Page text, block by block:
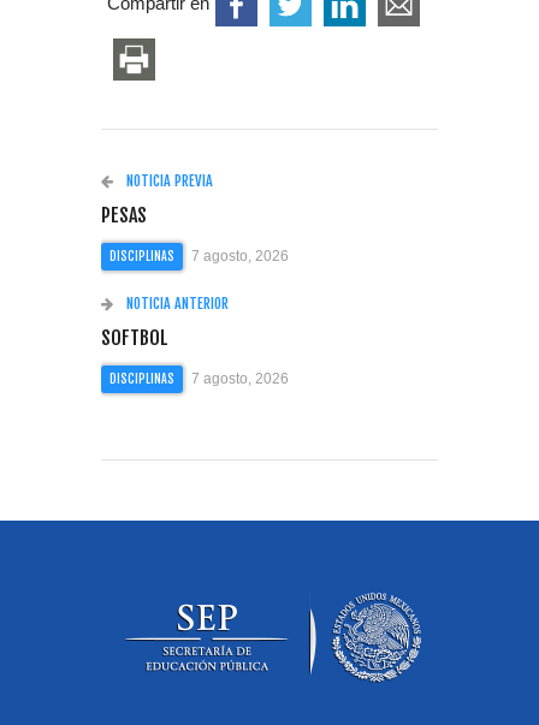
NOTICIA PREVIA
PESAS
DISCIPLINAS 7 agosto, 2026
NOTICIA ANTERIOR
SOFTBOL
DISCIPLINAS 7 agosto, 2026